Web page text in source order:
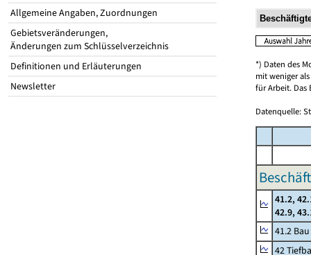
Allgemeine Angaben, Zuordnungen
Gebietsveränderungen,
Änderungen zum Schlüsselverzeichnis
Definitionen und Erläuterungen
Newsletter
*) Daten des
mit weniger
für Arbeit. Das
Datenquelle:
41.2,
42.9,
41.2
42